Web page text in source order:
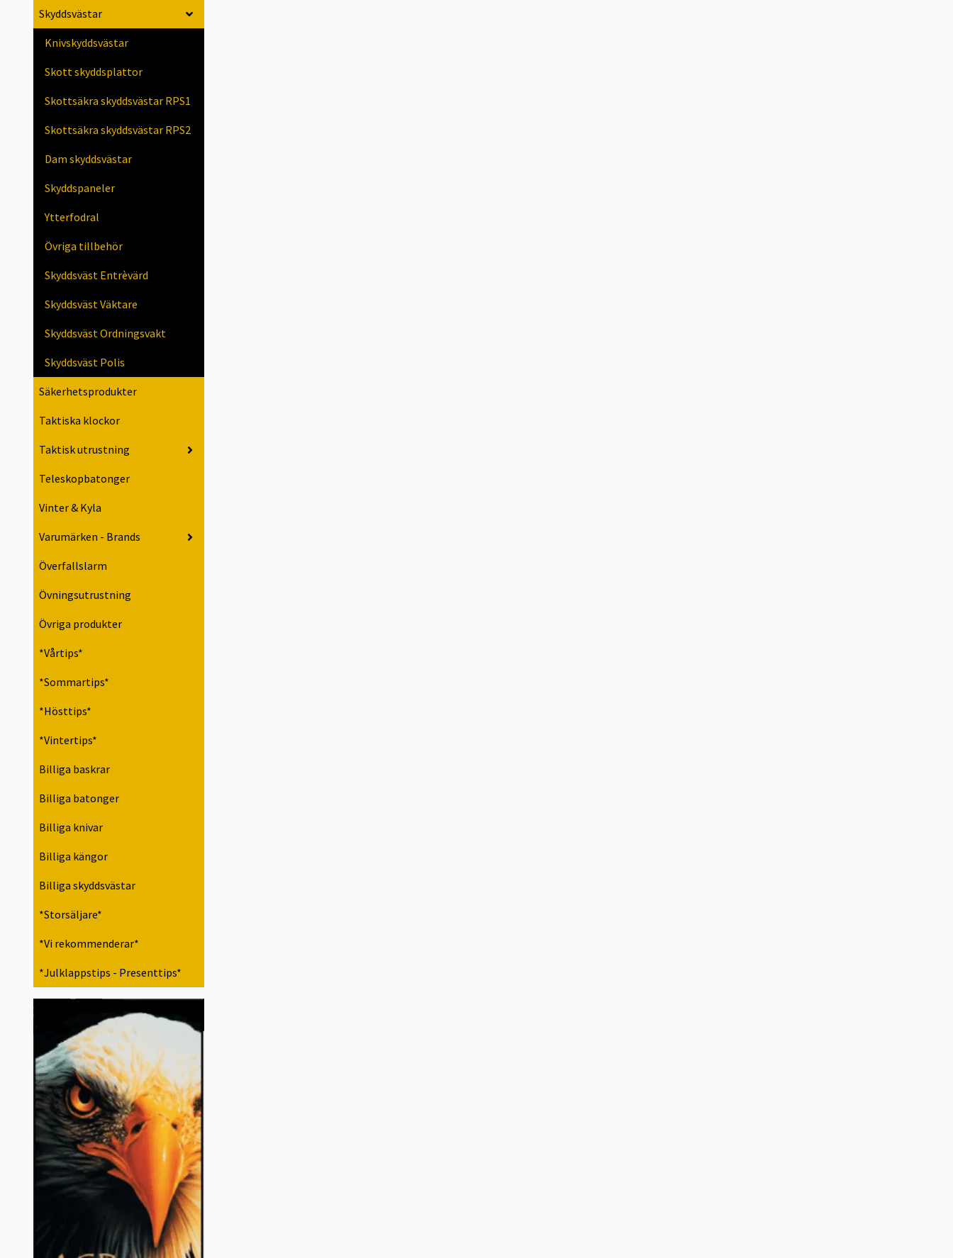
Skyddsvästar
Knivskyddsvästar
Skott skyddsplattor
Skottsäkra skyddsvästar RPS1
Skottsäkra skyddsvästar RPS2
Dam skyddsvästar
Skyddspaneler
Ytterfodral
Övriga tillbehör
Skyddsväst Entrèvärd
Skyddsväst Väktare
Skyddsväst Ordningsvakt
Skyddsväst Polis
Säkerhetsprodukter
Taktiska klockor
Taktisk utrustning
Teleskopbatonger
Vinter & Kyla
Varumärken - Brands
Överfallslarm
Övningsutrustning
Övriga produkter
*Vårtips*
*Sommartips*
*Hösttips*
*Vintertips*
Billiga baskrar
Billiga batonger
Billiga knivar
Billiga kängor
Billiga skyddsvästar
*Storsäljare*
*Vi rekommenderar*
*Julklappstips - Presenttips*